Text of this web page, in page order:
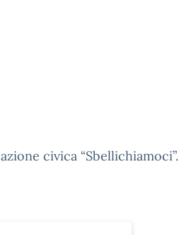
civica “Sbellichiamoci”.